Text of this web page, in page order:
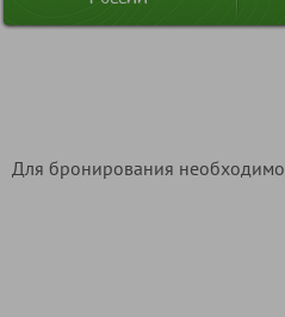
Для бронирования необходимо